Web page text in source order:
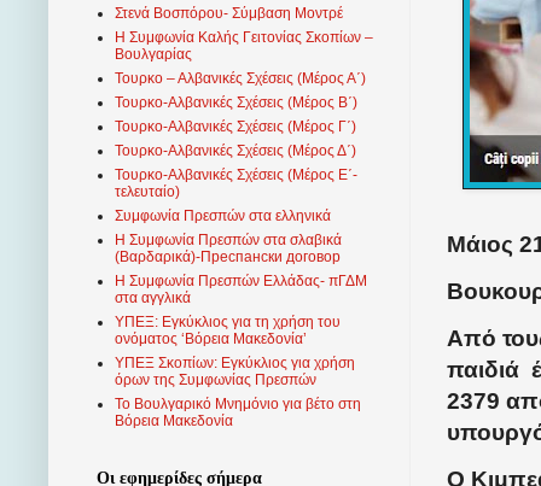
Μάιος
Από
παιδιά
2379
Ο
Στενά Βοσπόρου- Σύμβαση Μοντρέ
Η Συμφωνία Καλής Γειτονίας Σκοπίων –
Βουλγαρίας
Τουρκο – Αλβανικές Σχέσεις (Mέρος Α΄)
Τουρκο-Αλβανικές Σχέσεις (Μέρος Β΄)
Τουρκο-Αλβανικές Σχέσεις (Μέρος Γ΄)
Τουρκο-Αλβανικές Σχέσεις (Μέρος Δ΄)
Τουρκο-Αλβανικές Σχέσεις (Μέρος Ε΄-
τελευταίο)
Συμφωνία Πρεσπών στα ελληνικά
Η Συμφωνία Πρεσπών στα σλαβικά
(Βαρδαρικά)-Преспански договор
Η Συμφωνία Πρεσπών Ελλάδας- πΓΔΜ
στα αγγλικά
ΥΠΕΞ: Εγκύκλιος για τη χρήση του
ονόματος ‘Βόρεια Μακεδονία’
ΥΠΕΞ Σκοπίων: Εγκύκλιος για χρήση
όρων της Συμφωνίας Πρεσπών
Το Βουλγαρικό Μνημόνιο για βέτο στη
Βόρεια Μακεδονία
Οι εφημερίδες σήμερα